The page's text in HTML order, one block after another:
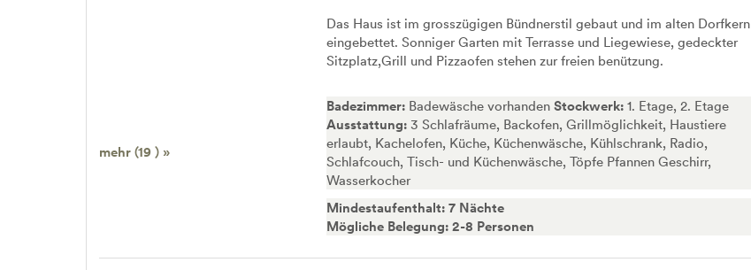
mehr (19 ) »
Das Haus ist im grosszügigen Bündnerstil gebaut und im alten Dorfkern
eingebettet. Sonniger Garten mit Terrasse und Liegewiese, gedeckter
Sitzplatz,Grill und Pizzaofen stehen zur freien benützung.
Badezimmer: Badewäsche vorhanden Stockwerk:1. Etage, 2. Etage
Ausstattung:3 Schlafräume, Backofen, Grillmöglichkeit, Haustiere
erlaubt, Kachelofen, Küche, Küchenwäsche, Kühlschrank, Radio,
Schlafcouch, Tisch- und Küchenwäsche, Töpfe Pfannen Geschirr,
Wasserkocher
Mindestaufenthalt: 7 Nächte
Mögliche Belegung: 2-8 Personen